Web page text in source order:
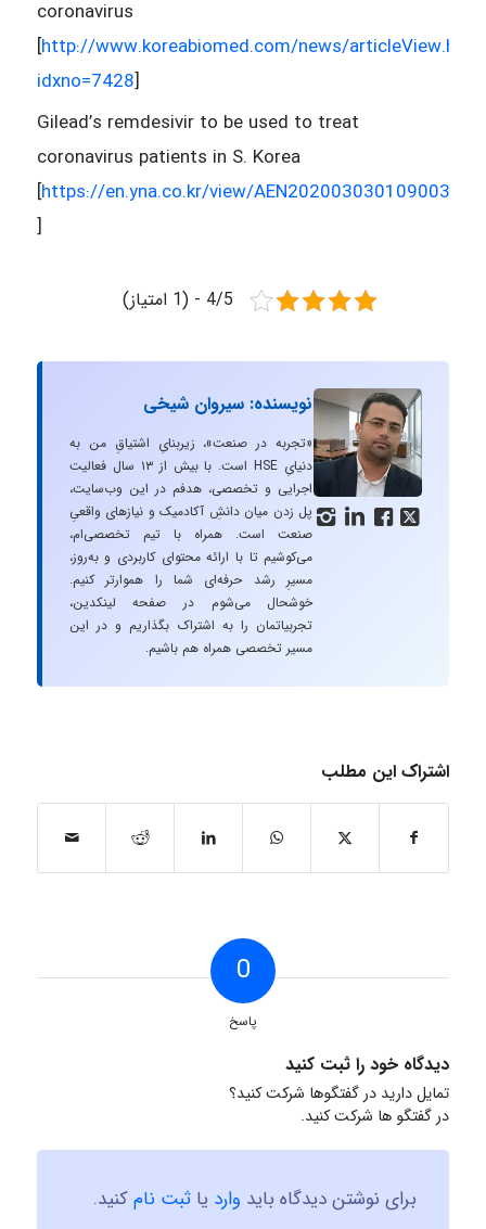
coronavirus
[http://www.koreabiomed.com/news/
idxno=7428]
Gilead’s remdesivir to be used to treat
coronavirus patients in S. Korea
[https://en.yna.co.kr/view/AEN20200303010900320
]
4/5 - (1 امتیاز)
   
نویسنده: سیروان شیخی
«تجربه در صنعت»، زیربنایِ اشتیاقِ من به
دنیایِ HSE است. با بیش از ۱۳ سال فعالیت
اجرایی و تخصصی، هدفم در این وب‌سایت،
پل زدن میان دانشِ آکادمیک و نیازهای واقعیِ
صنعت است. همراه با تیم تخصصی‌ام،
می‌کوشیم تا با ارائه محتوای کاربردی و به‌روز،
مسیرِ رشد حرفه‌ای شما را هموارتر کنیم.
خوشحال می‌شوم در صفحه لینکدین،
تجربیاتمان را به اشتراک بگذاریم و در این
مسیر تخصصی همراه هم باشیم.
اشتراک این مطلب
0
پاسخ
دیدگاه خود را ثبت کنید
تمایل دارید در گفتگوها شرکت کنید؟
در گفتگو ها شرکت کنید.
برای نوشتن دیدگاه باید وارد یا ثبت نامکنید.